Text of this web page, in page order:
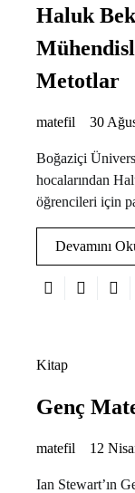
Haluk
Metotlar
matefil 30
Boğaziçi
hocalarından
öğrencileri için
Devamını
Kitap
Genç
matefil 12
Ian Stewart’ın